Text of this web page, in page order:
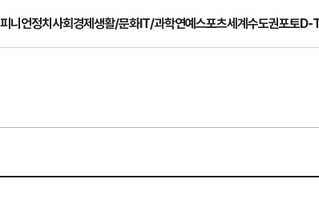
니언정치사회경제생활/문화IT/과학연예스포츠세계수도권포토D-